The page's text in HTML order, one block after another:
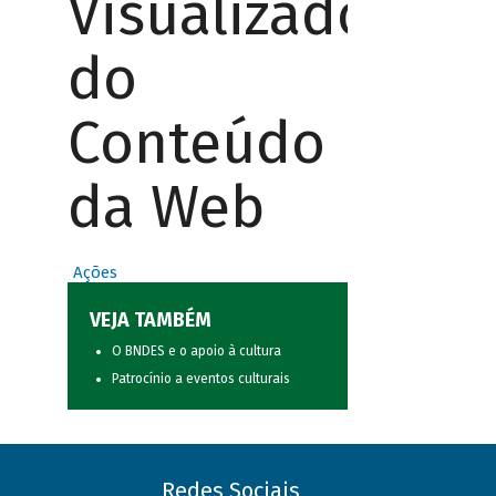
Visualizador
do
Conteúdo
da Web
Ações
VEJA TAMBÉM
O BNDES e o apoio à cultura
Patrocínio a eventos culturais
Redes Sociais